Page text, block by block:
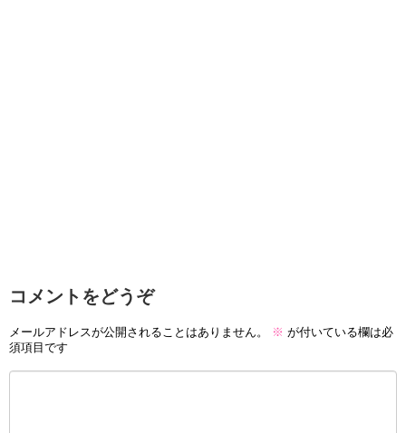
コメントをどうぞ
メールアドレスが公開されることはありません。 ※ が付いている欄は必
須項目です